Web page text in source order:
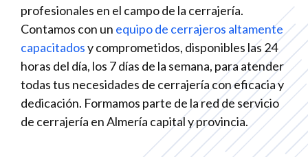
profesionales en el campo de la cerrajería.
Contamos con un equipo de cerrajeros altamente
capacitadosy comprometidos, disponibles las 24
horas del día, los 7 días de la semana, para atender
todas tus necesidades de cerrajería con eficacia y
dedicación. Formamos parte de la red de servicio
de cerrajería en Almería capital y provincia.